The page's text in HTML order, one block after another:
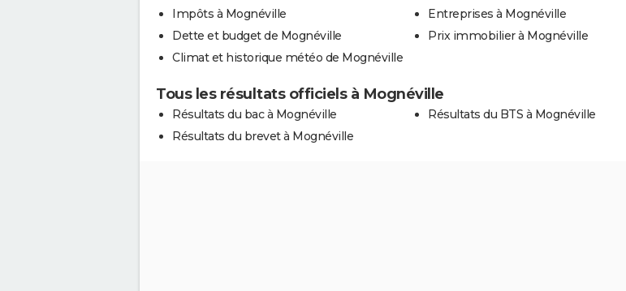
Impôts à Mognéville
Dette et budget de Mognéville
Climat et historique météo de Mognéville
Entreprises à Mognéville
Prix immobilier à Mognéville
Tous les résultats officiels à Mognéville
Résultats du bac à Mognéville
Résultats du brevet à Mognéville
Résultats du BTS à Mognéville